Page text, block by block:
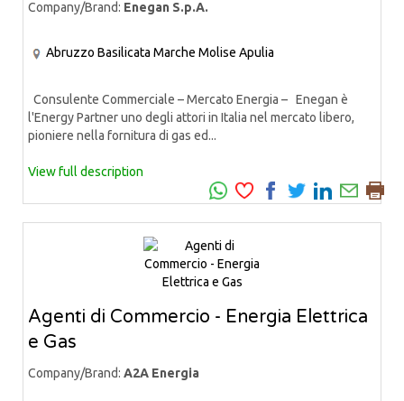
Company/Brand: Enegan S.p.A.
Abruzzo Basilicata Marche Molise Apulia
Consulente Commerciale – Mercato Energia – Enegan è
l'Energy Partner uno degli attori in Italia nel mercato libero,
pioniere nella fornitura di gas ed...
View full description
Agenti di Commercio - Energia Elettrica
e Gas
Company/Brand: A2A Energia